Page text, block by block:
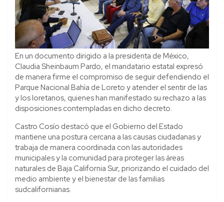
En un documento dirigido a la presidenta de México,
Claudia Sheinbaum Pardo, el mandatario estatal expresó
de manera firme el compromiso de seguir defendiendo el
Parque Nacional Bahía de Loreto y atender el sentir de las
y los loretanos, quienes han manifestado su rechazo a las
disposiciones contempladas en dicho decreto.
Castro Cosío destacó que el Gobierno del Estado
mantiene una postura cercana a las causas ciudadanas y
trabaja de manera coordinada con las autoridades
municipales y la comunidad para proteger las áreas
naturales de Baja California Sur, priorizando el cuidado del
medio ambiente y el bienestar de las familias
sudcalifornianas.